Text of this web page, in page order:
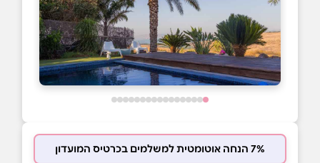
7% הנחה אוטומטית למשלמים בכרטיס המועדון